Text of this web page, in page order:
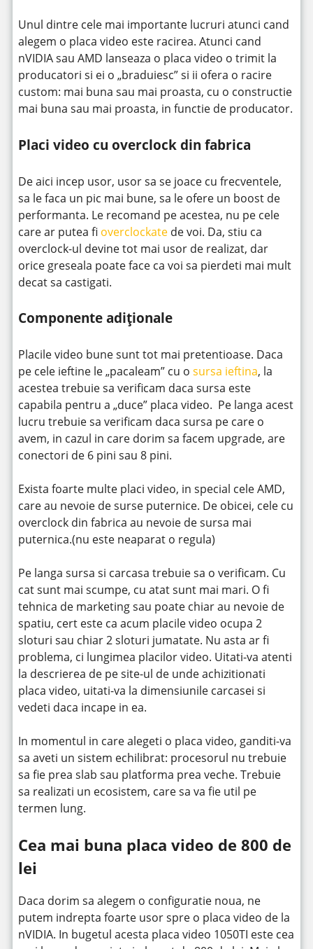
Unul dintre cele mai importante lucruri atunci cand
alegem o placa video este racirea. Atunci cand
nVIDIA sau AMD lanseaza o placa video o trimit la
producatori si ei o „braduiesc” si ii ofera o racire
custom: mai buna sau mai proasta, cu o constructie
mai buna sau mai proasta, in functie de producator.
Placi video cu overclock din fabrica
De aici incep usor, usor sa se joace cu frecventele,
sa le faca un pic mai bune, sa le ofere un boost de
performanta. Le recomand pe acestea, nu pe cele
care ar putea fi overclockate de voi. Da, stiu ca
overclock-ul devine tot mai usor de realizat, dar
orice greseala poate face ca voi sa pierdeti mai mult
decat sa castigati.
Componente adiționale
Placile video bune sunt tot mai pretentioase. Daca
pe cele ieftine le „pacaleam” cu o sursa ieftina, la
acestea trebuie sa verificam daca sursa este
capabila pentru a „duce” placa video. Pe langa acest
lucru trebuie sa verificam daca sursa pe care o
avem, in cazul in care dorim sa facem upgrade, are
conectori de 6 pini sau 8 pini.
Exista foarte multe placi video, in special cele AMD,
care au nevoie de surse puternice. De obicei, cele cu
overclock din fabrica au nevoie de sursa mai
puternica.(nu este neaparat o regula)
Pe langa sursa si carcasa trebuie sa o verificam. Cu
cat sunt mai scumpe, cu atat sunt mai mari. O fi
tehnica de marketing sau poate chiar au nevoie de
spatiu, cert este ca acum placile video ocupa 2
sloturi sau chiar 2 sloturi jumatate. Nu asta ar fi
problema, ci lungimea placilor video. Uitati-va atenti
la descrierea de pe site-ul de unde achizitionati
placa video, uitati-va la dimensiunile carcasei si
vedeti daca incape in ea.
In momentul in care alegeti o placa video, ganditi-va
sa aveti un sistem echilibrat: procesorul nu trebuie
sa fie prea slab sau platforma prea veche. Trebuie
sa realizati un ecosistem, care sa va fie util pe
termen lung.
Cea mai buna placa video de 800 de
lei
Daca dorim sa alegem o configuratie noua, ne
putem indrepta foarte usor spre o placa video de la
nVIDIA. In bugetul acesta placa video 1050TI este cea